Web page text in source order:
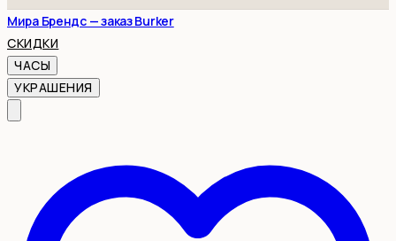
Мира Брендс — заказ Burker
СКИДКИ
ЧАСЫ
УКРАШЕНИЯ